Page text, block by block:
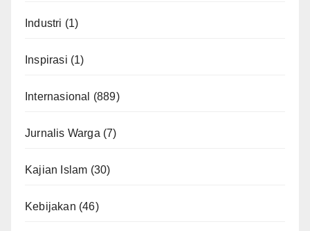
Industri (1)
Inspirasi (1)
Internasional (889)
Jurnalis Warga (7)
Kajian Islam (30)
Kebijakan (46)